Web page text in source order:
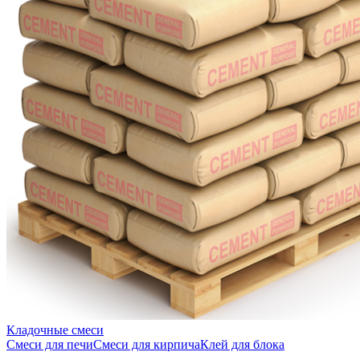
Кладочные смеси
Смеси для печиСмеси для кирпичаКлей для блока